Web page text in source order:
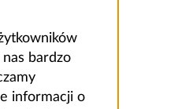
bardzo
informacji o